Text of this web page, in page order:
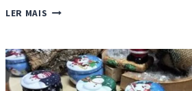
LER MAIS SUSHI
MOLHO
TERIYAKI